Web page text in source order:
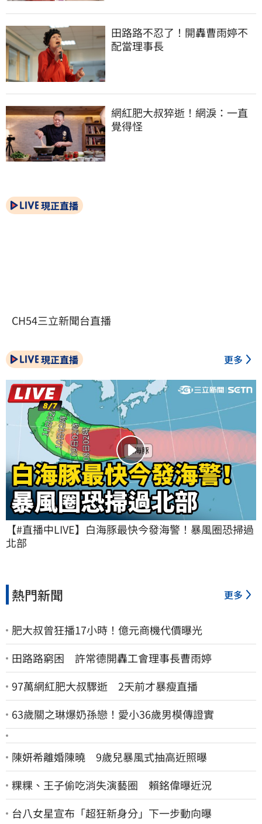
田路路不忍了！開轟曹雨婷不
配當理事長
網紅肥大叔猝逝！網淚：一直
覺得怪
現正直播
CH54三立新聞台直播
現正直播 更多
【#直播中LIVE】白海豚最快今發海警！暴風圈恐掃過
北部
熱門新聞 更多
肥大叔曾狂播17小時！億元商機代價曝光
田路路窮困 許常德開轟工會理事長曹雨婷
97萬網紅肥大叔驟逝 2天前才暴瘦直播
63歲關之琳爆奶孫戀！愛小36歲男模傳證實
陳妍希離婚陳曉 9歲兒暴風式抽高近照曝
粿粿、王子偷吃消失演藝圈 賴銘偉曝近況
台八女星宣布「超狂新身分」下一步動向曝